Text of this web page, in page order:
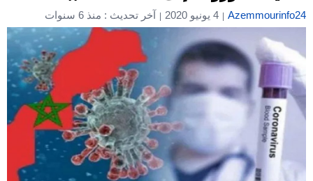
Azemmourinfo24 4 يونيو 2020 آخر تحديث : منذ 6 سنوات